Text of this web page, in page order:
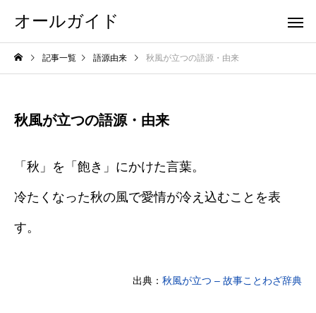
オールガイド
記事一覧 語源由来 秋風が立つの語源・由来
秋風が立つの語源・由来
「秋」を「飽き」にかけた言葉。
冷たくなった秋の風で愛情が冷え込むことを表
す。
出典： 秋風が立つ – 故事ことわざ辞典